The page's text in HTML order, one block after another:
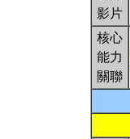
影片
核心
能力
關聯